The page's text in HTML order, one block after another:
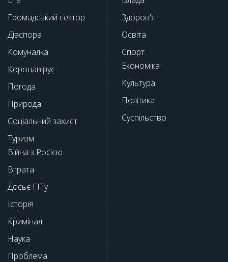
Громадський сектор
Діаспора
Комуналка
Коронавірус
Погода
Природа
Соціальний захист
Туризм
Війна з Росією
Втрата
Досьє ГІТу
Історія
Кримінал
Наука
Проблема
Здоров'я
Освіта
Спорт
Економіка
Культура
Політика
Суспільство